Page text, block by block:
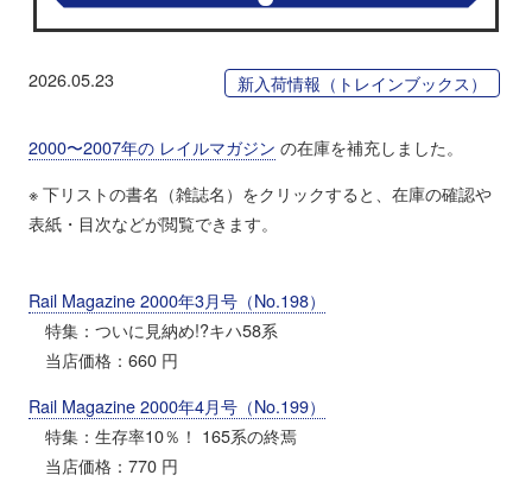
2026.05.23 新入荷情報（トレインブックス）
2000〜2007年の レイルマガジン の在庫を補充しました。
※ 下リストの書名（雑誌名）をクリックすると、在庫の確認や
表紙・目次などが閲覧できます。
Rail Magazine 2000年3月号（No.198）
特集：ついに見納め!?キハ58系
当店価格：660 円
Rail Magazine 2000年4月号（No.199）
特集：生存率10％！ 165系の終焉
当店価格：770 円